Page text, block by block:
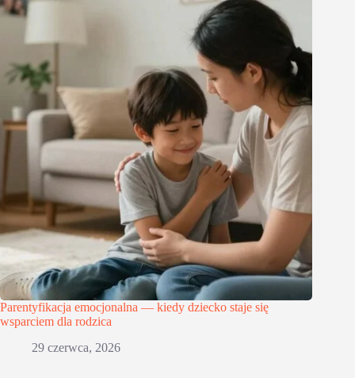
Parentyfikacja emocjonalna — kiedy dziecko staje się
wsparciem dla rodzica
29 czerwca, 2026